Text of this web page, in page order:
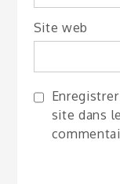
Site web
site dans